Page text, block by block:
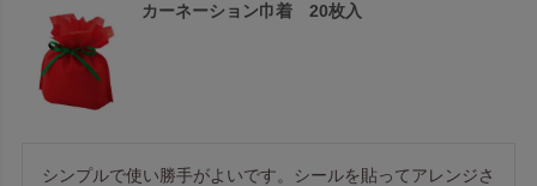
カーネーション巾着 20枚入
シンプルで使い勝手がよいです。シールを貼ってアレンジさ